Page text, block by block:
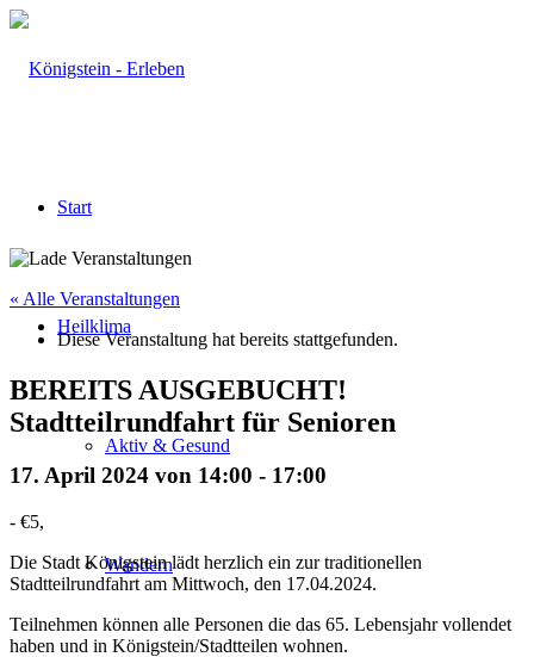
Start
Heilklima
Aktiv & Gesund
Wandern
« Alle Veranstaltungen
Diese Veranstaltung hat bereits stattgefunden.
BEREITS AUSGEBUCHT!
Stadtteilrundfahrt für Senioren
17. April 2024 von 14:00 - 17:00
- €5,
Die Stadt Königstein lädt herzlich ein zur traditionellen
Stadtteilrundfahrt am Mittwoch, den 17.04.2024.
Teilnehmen können alle Personen die das 65. Lebensjahr vollendet
haben und in Königstein/Stadtteilen wohnen.